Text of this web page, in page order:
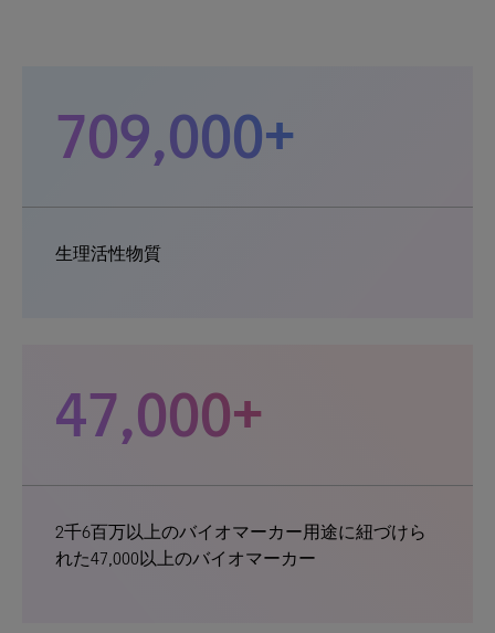
709,000+
生理活性物質
47,000+
2千6百万以上のバイオマーカー用途に紐づけら
れた47,000以上のバイオマーカー